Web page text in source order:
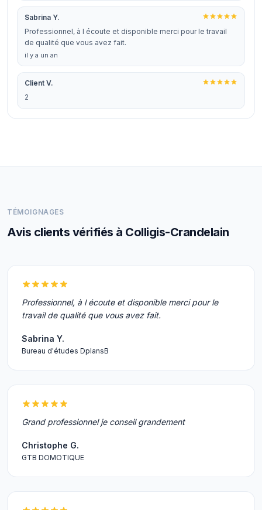
Sabrina Y.
Professionnel, à l écoute et disponible merci pour le travail
de qualité que vous avez fait.
il y a un an
Client V.
2
TÉMOIGNAGES
Avis clients vérifiés à Colligis-Crandelain
Professionnel, à l écoute et disponible merci pour le
travail de qualité que vous avez fait.
Sabrina Y.
Bureau d'études DplansB
Grand professionnel je conseil grandement
Christophe G.
GTB DOMOTIQUE